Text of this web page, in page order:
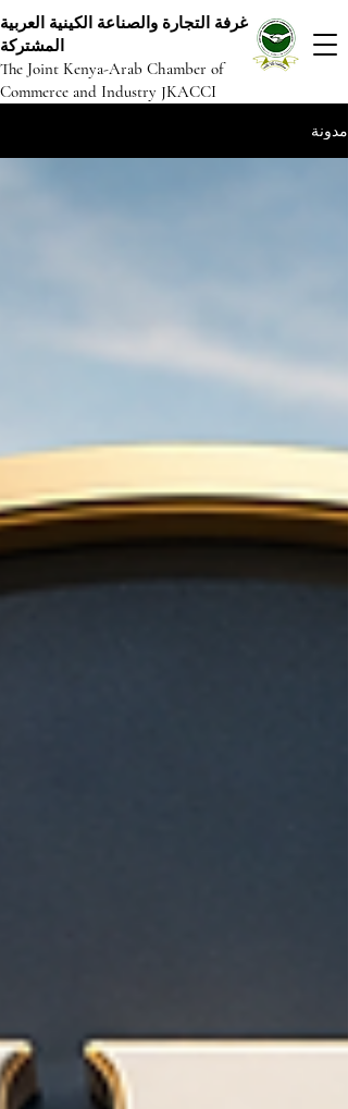
غرفة التجارة والصناعة الكينية العربية
المشتركة
The Joint Kenya-Arab Chamber of
Commerce and Industry JKACCI
مدونة